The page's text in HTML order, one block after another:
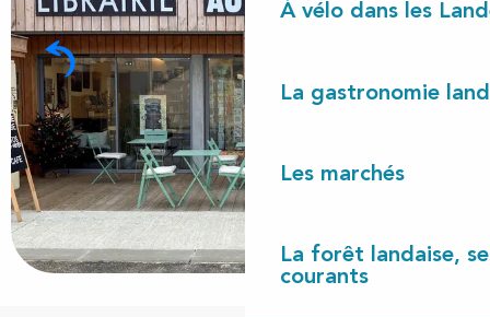
À vélo dans les
La gastronomie
Les marchés
La forêt landaise,
courants